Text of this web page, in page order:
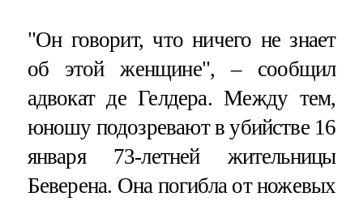
"Он говорит, что ничего не знает
об этой женщине", – сообщил
адвокат де Гелдера. Между тем,
юношу подозревают в убийстве 16
января 73-летней жительницы
Беверена. Она погибла от ножевых